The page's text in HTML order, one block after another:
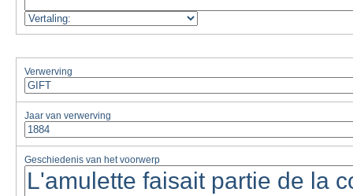
Verwerving
Jaar van verwerving
Geschiedenis van het voorwerp